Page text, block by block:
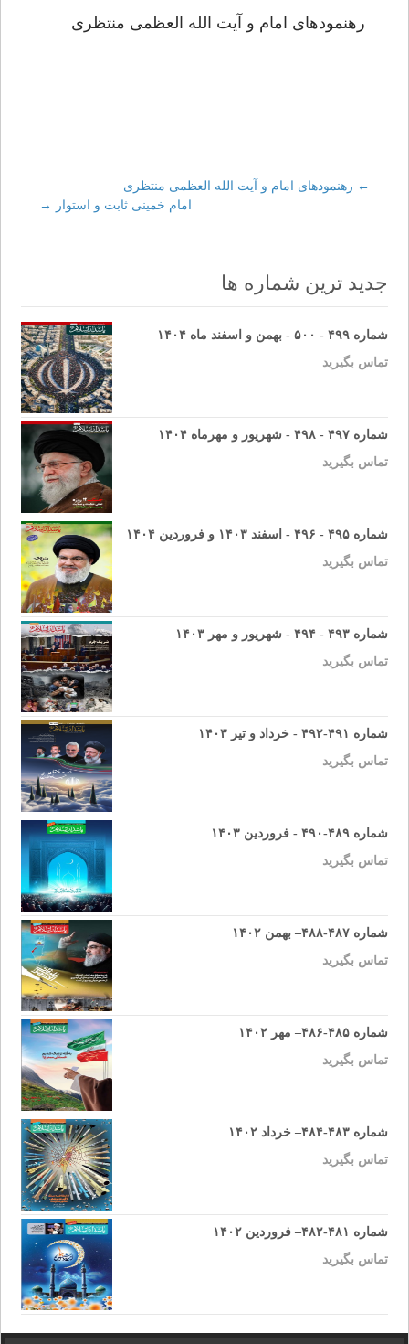
رهنمودهای امام و آیت الله العظمی منتظری
Post
← رهنمودهای امام و آیت الله العظمی منتظری
امام خمینی ثابت و استوار
→
جدید ترین شماره ها
شماره ۴۹۹ - ۵۰۰ - بهمن و اسفند ماه ۱۴۰۴
تماس بگیرید
شماره ۴۹۷ - ۴۹۸ - شهریور و مهرماه ۱۴۰۴
تماس بگیرید
شماره ۴۹۵ - ۴۹۶ - اسفند ۱۴۰۳ و فروردین ۱۴۰۴
تماس بگیرید
شماره ۴۹۳ - ۴۹۴ - شهریور و مهر ۱۴۰۳
تماس بگیرید
شماره ۴۹۱-۴۹۲ - خرداد و تیر ۱۴۰۳
تماس بگیرید
شماره ۴۸۹-۴۹۰ - فروردین ۱۴۰۳
تماس بگیرید
شماره ۴۸۷-۴۸۸– بهمن ۱۴۰۲
تماس بگیرید
شماره ۴۸۵-۴۸۶– مهر ۱۴۰۲
تماس بگیرید
شماره ۴۸۳-۴۸۴– خرداد ۱۴۰۲
تماس بگیرید
شماره ۴۸۱-۴۸۲– فروردین ۱۴۰۲
تماس بگیرید